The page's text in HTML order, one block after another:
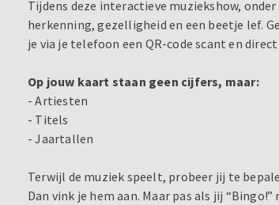
Tijdens deze interactieve muziekshow,
herkenning, gezelligheid en een beetje lef.
je via je telefoon een QR-code scant en
Op jouw kaart staan geen cijfers, maar:
- Artiesten
- Titels
- Jaartallen
Terwijl de muziek speelt, probeer jij te
Dan vink je hem aan. Maar pas als jij